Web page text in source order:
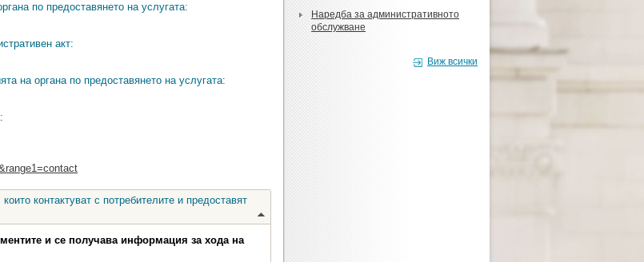
по предоставянето на услугата:
акт:
на органа по предоставянето на услугата:
контактуват с потребителите и предоставят
и се получава информация за хода на
Наредба за административното
обслужване
Виж всички